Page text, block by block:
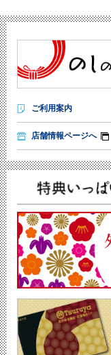
ご利用案内
店舗情報ページへ